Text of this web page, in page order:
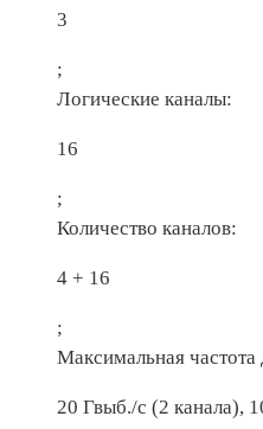
3
;
Логические каналы:
16
;
Количество каналов:
4 + 16
;
Максимальная частота
20 Гвыб./с (2 канала),